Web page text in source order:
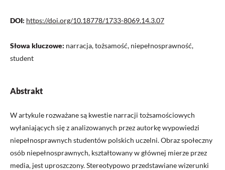
DOI: https://doi.org/10.18778/1733-8069.14.3.07
Słowa kluczowe: narracja, tożsamość, niepełnosprawność,
student
Abstrakt
W artykule rozważane są kwestie narracji tożsamościowych
wyłaniających się z analizowanych przez autorkę wypowiedzi
niepełnosprawnych studentów polskich uczelni. Obraz społeczny
osób niepełnosprawnych, kształtowany w głównej mierze przez
media, jest uproszczony. Stereotypowo przedstawiane wizerunki